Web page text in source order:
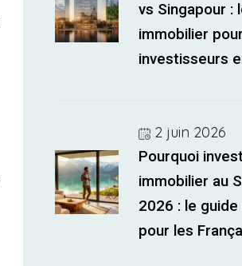
vs Singapour :
immobilier
investisseurs
2 juin 2026
Pourquoi
immobilier au
2026 : le
pour les